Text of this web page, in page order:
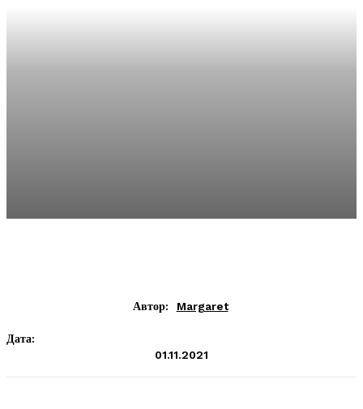
Автор: Margaret
Дата:
01.11.2021